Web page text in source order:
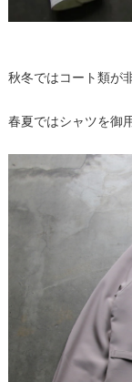
秋冬ではコート類が
春夏ではシャツを御